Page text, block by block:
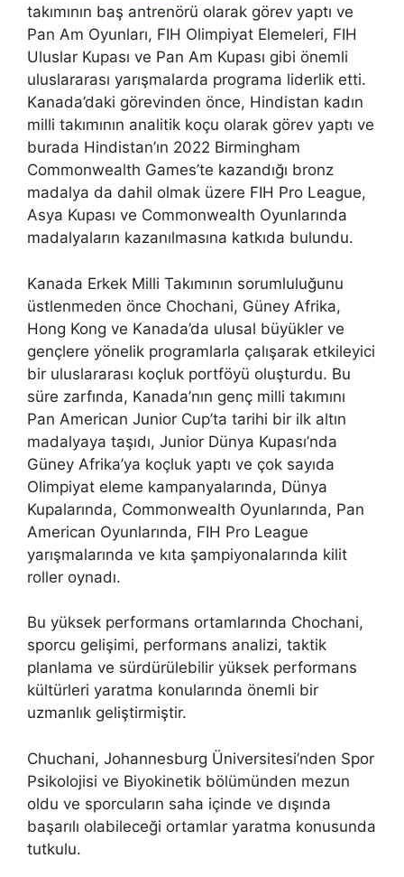
takımının baş antrenörü olarak görev yaptı ve
Pan Am Oyunları, FIH Olimpiyat Elemeleri, FIH
Uluslar Kupası ve Pan Am Kupası gibi önemli
uluslararası yarışmalarda programa liderlik etti.
Kanada’daki görevinden önce, Hindistan kadın
milli takımının analitik koçu olarak görev yaptı ve
burada Hindistan’ın 2022 Birmingham
Commonwealth Games’te kazandığı bronz
madalya da dahil olmak üzere FIH Pro League,
Asya Kupası ve Commonwealth Oyunlarında
madalyaların kazanılmasına katkıda bulundu.
Kanada Erkek Milli Takımının sorumluluğunu
üstlenmeden önce Chochani, Güney Afrika,
Hong Kong ve Kanada’da ulusal büyükler ve
gençlere yönelik programlarla çalışarak etkileyici
bir uluslararası koçluk portföyü oluşturdu. Bu
süre zarfında, Kanada’nın genç milli takımını
Pan American Junior Cup’ta tarihi bir ilk altın
madalyaya taşıdı, Junior Dünya Kupası’nda
Güney Afrika’ya koçluk yaptı ve çok sayıda
Olimpiyat eleme kampanyalarında, Dünya
Kupalarında, Commonwealth Oyunlarında, Pan
American Oyunlarında, FIH Pro League
yarışmalarında ve kıta şampiyonalarında kilit
roller oynadı.
Bu yüksek performans ortamlarında Chochani,
sporcu gelişimi, performans analizi, taktik
planlama ve sürdürülebilir yüksek performans
kültürleri yaratma konularında önemli bir
uzmanlık geliştirmiştir.
Chuchani, Johannesburg Üniversitesi’nden Spor
Psikolojisi ve Biyokinetik bölümünden mezun
oldu ve sporcuların saha içinde ve dışında
başarılı olabileceği ortamlar yaratma konusunda
tutkulu.